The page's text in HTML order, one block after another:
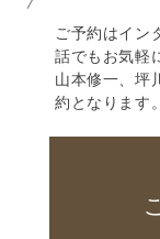
ご予約はイン
話でもお気軽
山本修一、坪
約となります。